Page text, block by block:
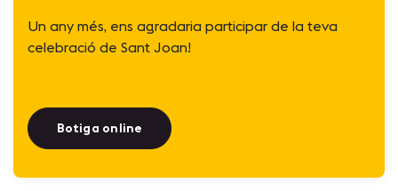
Un any més, ens agradaria participar de la teva
celebració de Sant Joan!
Botiga online